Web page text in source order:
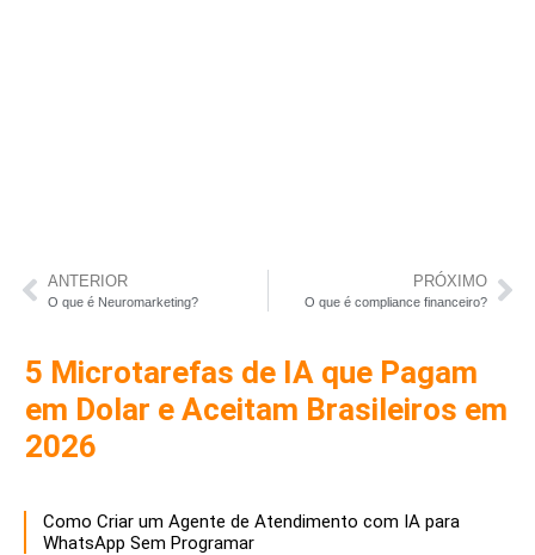
ANTERIOR
O que é Neuromarketing?
PRÓXIMO
O que é compliance financeiro?
5 Microtarefas de IA que Pagam
em Dolar e Aceitam Brasileiros em
2026
Como Criar um Agente de Atendimento com IA para
WhatsApp Sem Programar